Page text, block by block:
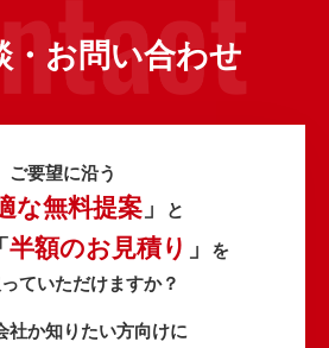
・お問い合わせ
ご要望に沿う
な無料提案」
と
「 半額のお見積り 」
を
ていただけますか？
社か知りたい方向けに